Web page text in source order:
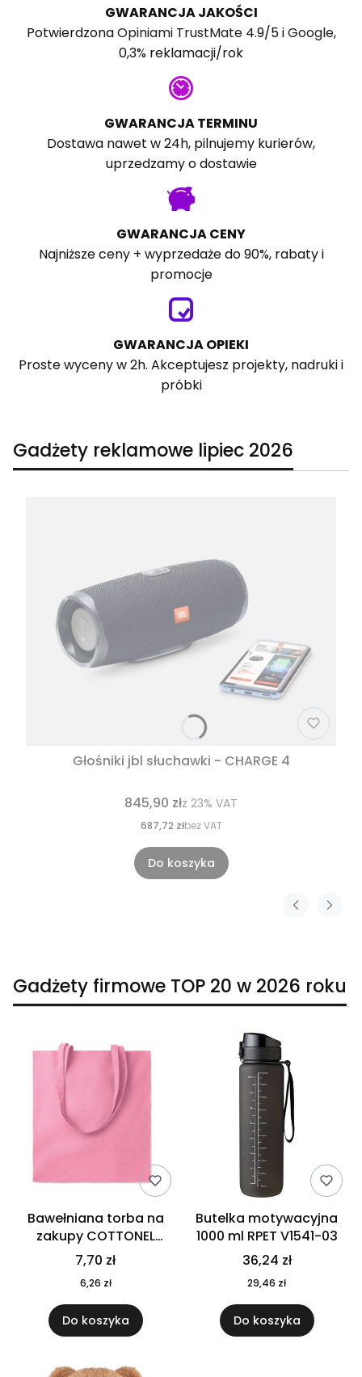
GWARANCJA JAKOŚCI
PotwierdzonaOpiniami TrustMate4.9/5 iGoogle,
0,3% reklamacji/rok
GWARANCJA TERMINU
Dostawa nawet w 24h, pilnujemy kurierów,
uprzedzamy o dostawie
GWARANCJA CENY
Najniższe ceny + wyprzedaże do 90%, rabaty i
promocje
GWARANCJA OPIEKI
Proste wyceny w 2h. Akceptujesz projekty, nadruki i
próbki
Gadżety reklamowe lipiec 2026
Głośniki jbl słuchawki - CHARGE 4
845,90 złz 23% VAT
687,72 złbez VAT
Do koszyka
Gadżety firmowe TOP 20 w 2026 roku
Bawełniana torba na
zakupy COTTONEL
COLOUR++ MO9846-11
7,70 zł
6,26 zł
Do koszyka
Butelka motywacyjna
1000 ml RPET V1541-03
36,24 zł
29,46 zł
Do koszyka